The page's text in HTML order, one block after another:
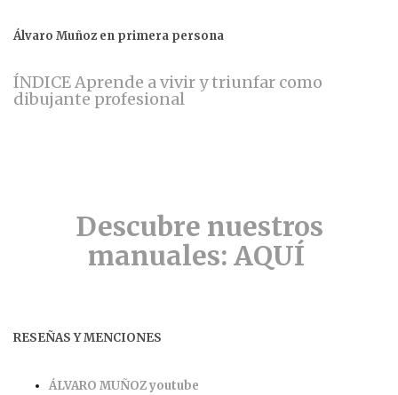
Álvaro Muñoz en primera persona
ÍNDICE Aprende a vivir y triunfar como
dibujante profesional
Descubre nuestros
manuales: AQUÍ
RESEÑAS Y MENCIONES
ÁLVARO MUÑOZ youtube